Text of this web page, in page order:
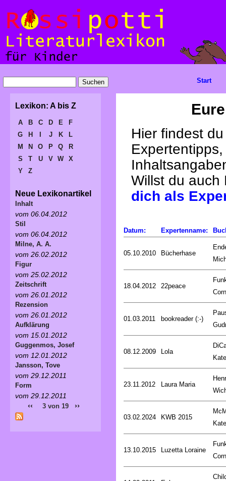
Hier findest
Willst du
dich als
Datum: Expertenname:
05.10.2010 Bücherhase
18.04.2012 22peace
01.03.2011 bookreader (:-)
08.12.2009 Lola
Kate
23.11.2012 Laura Maria
03.02.2024 KWB 2015
Kate
13.10.2015 Luzetta Loraine
Start
Lexikon: A bis Z
A B C D E
F
G
H J K
L
M
N O P Q
R
S
T U V W
X
Y
Z
Neue Lexikonartikel
Inhalt
vom 06.04.2012
Stil
vom 06.04.2012
Milne, A. A.
vom 26.02.2012
Figur
vom 25.02.2012
Zeitschrift
vom 26.01.2012
Rezension
vom 26.01.2012
Aufklärung
vom 15.01.2012
Guggenmos, Josef
vom 12.01.2012
Jansson, Tove
vom 29.12.2011
Form
vom 29.12.2011
‹‹ 3 von 19 ››